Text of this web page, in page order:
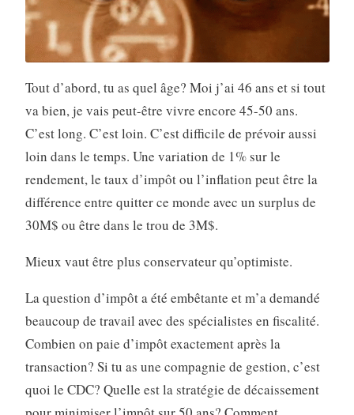
Tout d’abord, tu as quel âge? Moi j’ai 46 ans et si tout
va bien, je vais peut-être vivre encore 45-50 ans.
C’est long. C’est loin. C’est difficile de prévoir aussi
loin dans le temps. Une variation de 1% sur le
rendement, le taux d’impôt ou l’inflation peut être la
différence entre quitter ce monde avec un surplus de
30M$ ou être dans le trou de 3M$.
Mieux vaut être plus conservateur qu’optimiste.
La question d’impôt a été embêtante et m’a demandé
beaucoup de travail avec des spécialistes en fiscalité.
Combien on paie d’impôt exactement après la
transaction? Si tu as une compagnie de gestion, c’est
quoi le CDC? Quelle est la stratégie de décaissement